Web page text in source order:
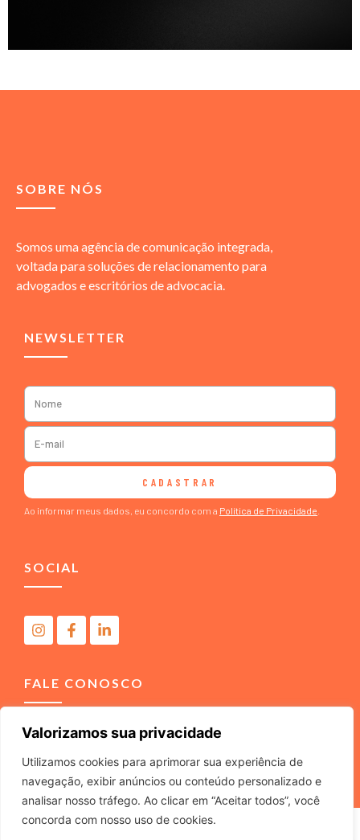
Valorizamos sua privacidade
Utilizamos cookies para aprimorar sua experiência de
navegação, exibir anúncios ou conteúdo personalizado e
analisar nosso tráfego. Ao clicar em “Aceitar todos”, você
concorda com nosso uso de cookies.
SOBRE NÓS
Somos uma agência de comunicação integrada,
voltada para soluções de relacionamento para
advogados e escritórios de advocacia.
NEWSLETTER
CADASTRAR
Ao informar meus dados, eu concordo com a Política de Privacidade
SOCIAL
FALE CONOSCO
(11) 4040-3666 contato@m2comunicacao.com.br
M2 COMUNICACAO JURIDICA LTDA – ME – CNPJ